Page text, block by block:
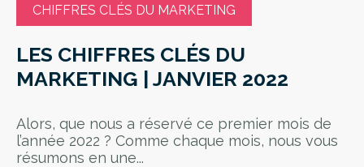
CHIFFRES CLÉS DU MARKETING
LES CHIFFRES CLÉS DU
MARKETING | JANVIER 2022
Alors, que nous a réservé ce premier mois de
l’année 2022 ? Comme chaque mois, nous vous
résumons en une...